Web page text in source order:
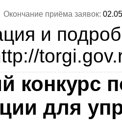
Окончание приёма заявок:
и
конкурс
для